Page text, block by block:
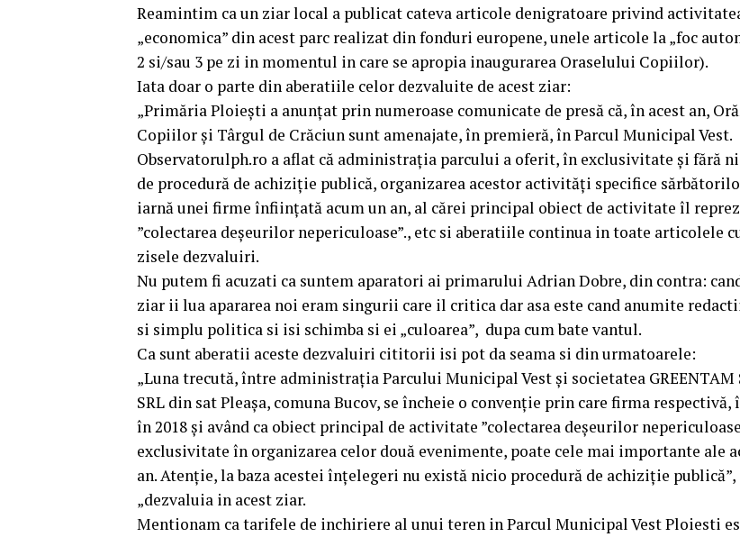
Reamintim ca un ziar local a publicat cateva articole denigratoare privind
„economica” din acest parc realizat din fonduri europene, unele articole la „foc
2 si/sau 3 pe zi in momentul in care se apropia inaugurarea Oraselului Copiilor).
Iata doar o parte din aberatiile celor dezvaluite de acest ziar:
„Primăria Ploiești a anunțat prin numeroase comunicate de presă că, în acest an,
Copiilor și Târgul de Crăciun sunt amenajate, în premieră, în Parcul Municipal Vest.
Observatorulph.ro a aflat că administrația parcului a oferit, în exclusivitate și fără
de procedură de achiziție publică, organizarea acestor activități specifice
iarnă unei firme înființată acum un an, al cărei principal obiect de activitate îl
”colectarea deșeurilor nepericuloase”., etc si aberatiile continua in toate articolele
zisele dezvaluiri.
Nu putem fi acuzati ca suntem aparatori ai primarului Adrian Dobre, din contra:
ziar ii lua apararea noi eram singurii care il critica dar asa este cand anumite
si simplu politica si isi schimba si ei „culoarea”, dupa cum bate vantul.
Ca sunt aberatii aceste dezvaluiri cititorii isi pot da seama si din urmatoarele:
„Luna trecută, între administrația Parcului Municipal Vest și societatea GREENTAM
SRL din sat Pleașa, comuna Bucov, se încheie o convenție prin care firma
în 2018 și având ca obiect principal de activitate ”colectarea deșeurilor
exclusivitate în organizarea celor două evenimente, poate cele mai importante ale
an. Atenție, la baza acestei înțelegeri nu există nicio procedură de achiziție publică”,
„dezvaluia in acest ziar.
Mentionam ca tarifele de inchiriere al unui teren in Parcul Municipal Vest Ploiesti